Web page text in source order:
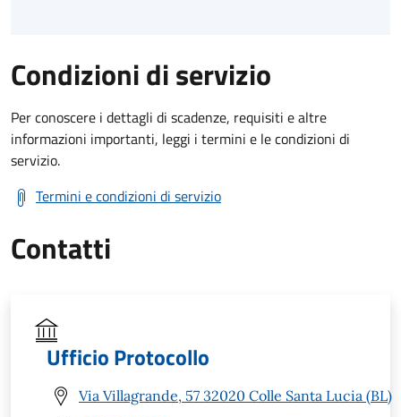
Condizioni di servizio
Per conoscere i dettagli di scadenze, requisiti e altre
informazioni importanti, leggi i termini e le condizioni di
servizio.
Termini e condizioni di servizio
Contatti
Ufficio Protocollo
Via Villagrande, 57 32020 Colle Santa Lucia (BL)